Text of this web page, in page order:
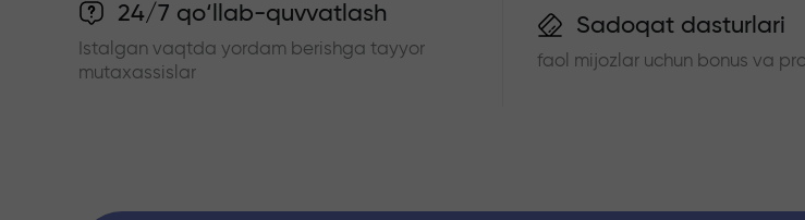
24/7 qo‘llab-quvvatlash
Istalgan vaqtda yordam berishga tayyor
mutaxassislar
Sadoqat dasturlari
faol mijozlar uchun bonus va